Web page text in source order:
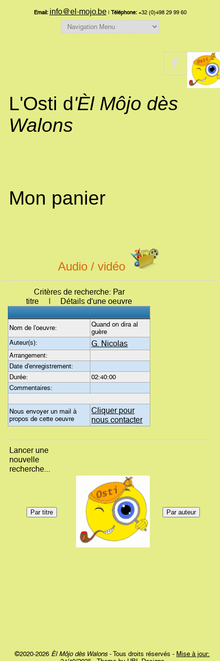
Email: info@el-mojo.be| Téléphone:+32 (0)498 29 99 60
L'Osti d'Èl Môjo dès
Walons
Mon panier
Audio / vidéo
Critères de recherche: Par
titre | Détails d'une oeuvre
Nom de l'oeuvre:
Quand on dira al
guère
Auteur(s):
G. Nicolas
Arrangement:
Date d'enregistrement:
Durée:
02:40:00
Commentaires:
Nous envoyer un mail à
propos de cette oeuvre
Cliquer pour
nous contacter
Lancer une
nouvelle
recherche...
©2020-2026 Èl Môjo dès Walons- Tous droits réservés - Mise à jour: